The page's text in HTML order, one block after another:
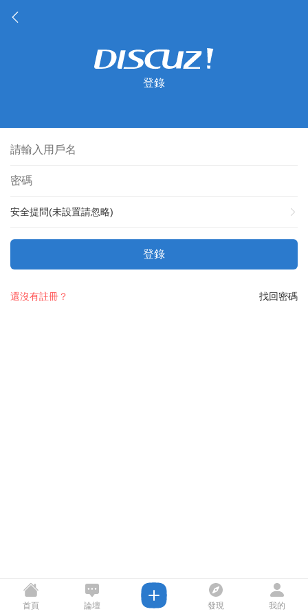
登錄
安全提問(未設置請忽略)
登錄
找回密碼
還沒有註冊？
首頁 論壇 發現 我的